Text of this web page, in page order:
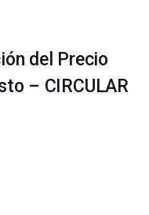
del Precio
– CIRCULAR